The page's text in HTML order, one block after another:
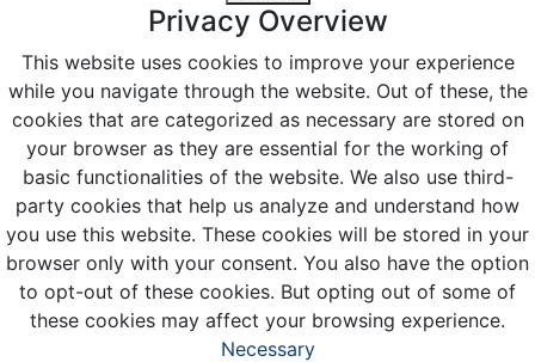
Privacy Overview
This website uses cookies to improve your experience
while you navigate through the website. Out of these, the
cookies that are categorized as necessary are stored on
your browser as they are essential for the working of
basic functionalities of the website. We also use third-
party cookies that help us analyze and understand how
you use this website. These cookies will be stored in your
browser only with your consent. You also have the option
to opt-out of these cookies. But opting out of some of
these cookies may affect your browsing experience.
Necessary